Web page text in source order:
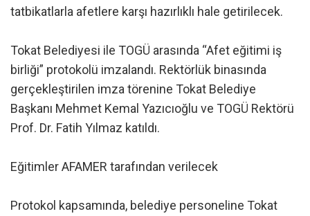
tatbikatlarla afetlere karşı hazırlıklı hale getirilecek.
Tokat Belediyesi ile TOGÜ arasında “Afet eğitimi iş
birliği” protokolü imzalandı. Rektörlük binasında
gerçekleştirilen imza törenine Tokat Belediye
Başkanı Mehmet Kemal Yazıcıoğlu ve TOGÜ Rektörü
Prof. Dr. Fatih Yılmaz katıldı.
Eğitimler AFAMER tarafından verilecek
Protokol kapsamında, belediye personeline Tokat